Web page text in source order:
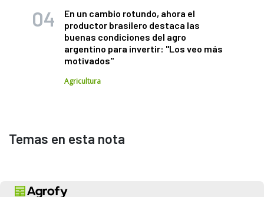
En un cambio rotundo, ahora el
productor brasilero destaca las
buenas condiciones del agro
argentino para invertir: "Los veo más
motivados"
Agricultura
Temas en esta nota